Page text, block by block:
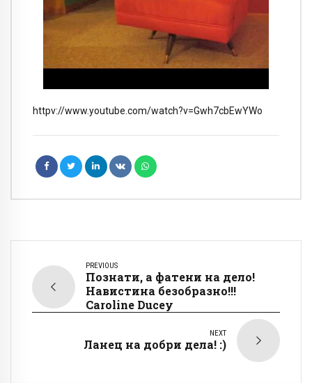
httpv://www.youtube.com/watch?v=Gwh7cbEwYWo
PREVIOUS
Познати, а фатени на дело!
Навистина безобразно!!!
Caroline Ducey
NEXT
Ланец на добри дела! :)